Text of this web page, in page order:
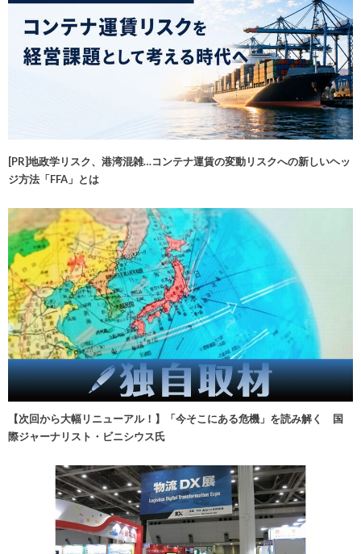
[PR]地政学リスク、港湾混雑…コンテナ運賃の変動リスクへの新しいヘッ
ジ方法「FFA」とは
【次回から大幅リニューアル！】「今そこにある危機」を読み解く 国
際ジャーナリスト・ビニシウス氏